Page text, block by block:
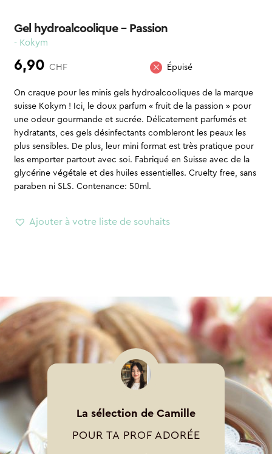
Gel hydroalcoolique – Passion
- Kokym
6,90 CHF Épuisé
On craque pour les minis gels hydroalcooliques de la marque
suisse Kokym ! Ici, le doux parfum « fruit de la passion » pour
une odeur gourmande et sucrée. Délicatement parfumés et
hydratants, ces gels désinfectants combleront les peaux les
plus sensibles. De plus, leur mini format est très pratique pour
les emporter partout avec soi. Fabriqué en Suisse avec de la
glycérine végétale et des huiles essentielles. Cruelty free, sans
paraben ni SLS. Contenance: 50ml.
Ajouter à votre liste de souhaits
La sélection de Camille
POUR TA PROF ADORÉE